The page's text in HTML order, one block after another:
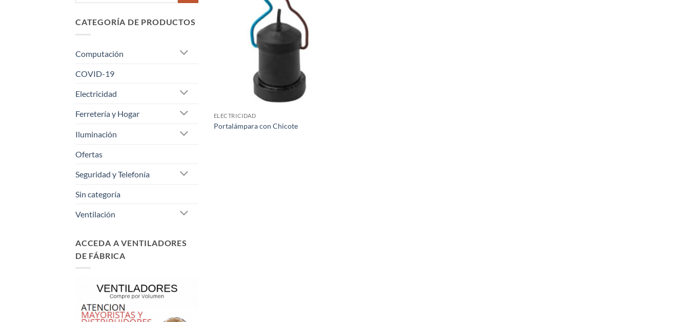
CATEGORÍA DE PRODUCTOS
Computación
COVID-19
Electricidad
Ferretería y Hogar
Iluminación
Ofertas
Seguridad y Telefonía
Sin categoría
Ventilación
ACCEDA A VENTILADORES
DE FÁBRICA
ELECTRICIDAD
Portalámpara con Chicote